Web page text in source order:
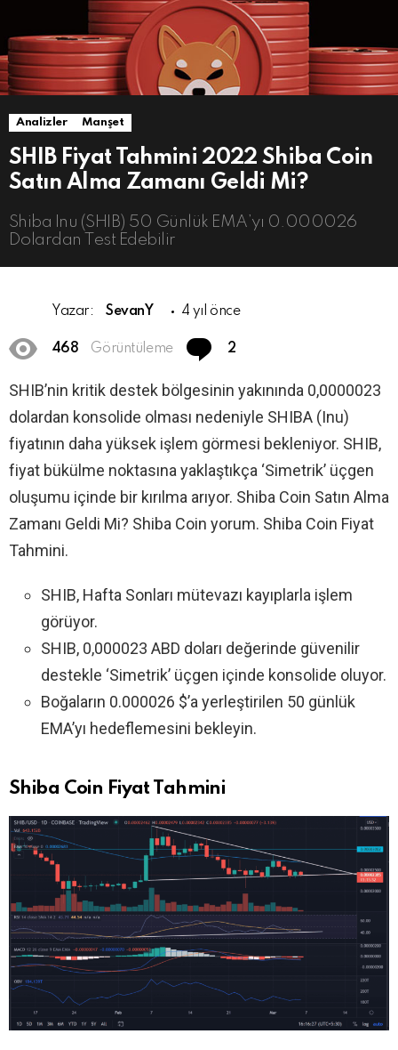
Analizler Manşet
SHIB Fiyat Tahmini 2022 Shiba Coin
Satın Alma Zamanı Geldi Mi?
Shiba Inu (SHIB) 50 Günlük EMA’yı 0.000026
Dolardan Test Edebilir
Yazar: SevanY 4 yıl önce
468 Görüntüleme 2
SHIB’nin kritik destek bölgesinin yakınında 0,0000023
dolardan konsolide olması nedeniyle SHIBA (Inu)
fiyatının daha yüksek işlem görmesi bekleniyor. SHIB,
fiyat bükülme noktasına yaklaştıkça ‘Simetrik’ üçgen
oluşumu içinde bir kırılma arıyor. Shiba Coin Satın Alma
Zamanı Geldi Mi? Shiba Coin yorum. Shiba Coin Fiyat
Tahmini.
SHIB, Hafta Sonları mütevazı kayıplarla işlem
görüyor.
SHIB, 0,000023 ABD doları değerinde güvenilir
destekle ‘Simetrik’ üçgen içinde konsolide oluyor.
Boğaların 0.000026 $’a yerleştirilen 50 günlük
EMA’yı hedeflemesini bekleyin.
Shiba Coin Fiyat Tahmini